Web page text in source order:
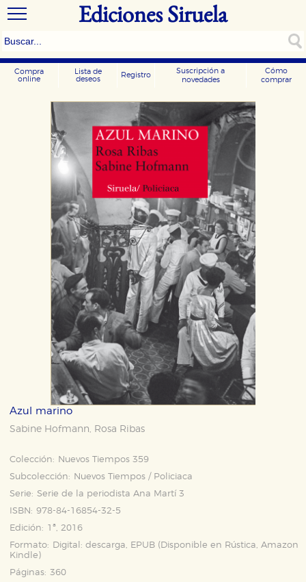
Ediciones Siruela
Compra
online
Lista de
deseos
Registro
Suscripción a
novedades
Cómo
comprar
Azul marino
Sabine Hofmann, Rosa Ribas
Colección:
Nuevos Tiempos 359
Subcolección:
Nuevos Tiempos / Policiaca
Serie: Serie de la periodista Ana Martí 3
ISBN: 978-84-16854-32-5
Edición: 1ª, 2016
Formato:
Digital: descarga, EPUB (Disponible en Rústica,Amazon
Kindle )
Páginas: 360